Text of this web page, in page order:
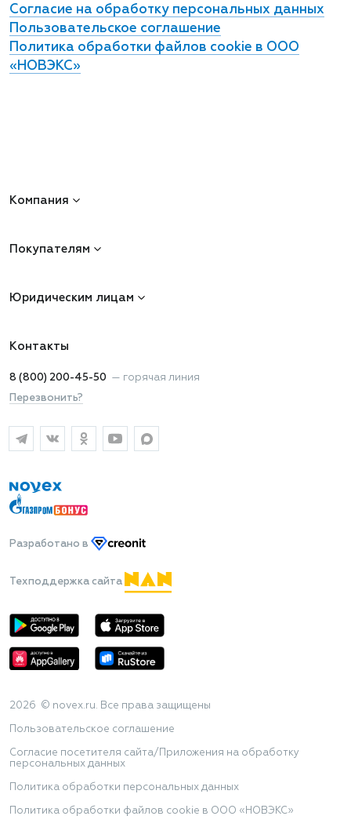
Согласие на обработку персональных данных
Пользовательское соглашение
Политика обработки файлов cookie в ООО
«НОВЭКС»
Компания
Покупателям
Юридическим лицам
Контакты
8 (800) 200-45-50 — горячая линия
Перезвонить?
Разработано в
Техподдержка сайта
2026 © novex.ru. Все права защищены
Пользовательское соглашение
Согласие посетителя сайта/Приложения на обработку
персональных данных
Политика обработки персональных данных
Политика обработки файлов cookie в ООО «НОВЭКС»